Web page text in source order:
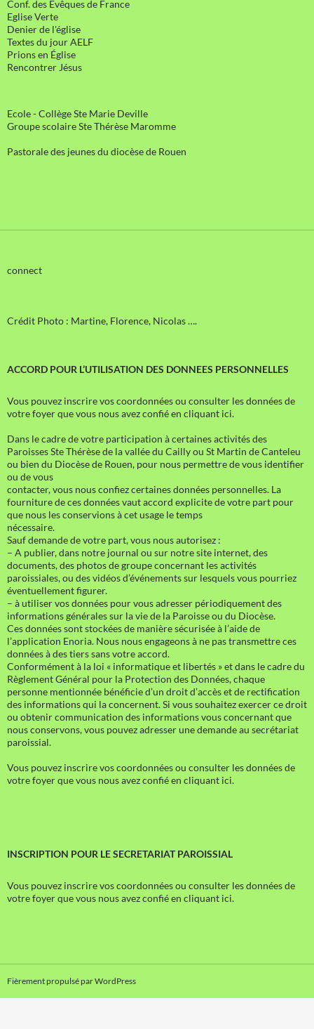
Conf. des Evêques de France
Eglise Verte
Denier de l'église
Textes du jour AELF
Prions en Église
Rencontrer Jésus
Ecole - Collège Ste Marie Deville
Groupe scolaire Ste Thérèse Maromme
Pastorale des jeunes du diocèse de Rouen
connect
Crédit Photo : Martine, Florence, Nicolas ….
ACCORD POUR L’UTILISATION DES DONNEES PERSONNELLES
Vous pouvez inscrire vos coordonnées ou consulter les données de
votre foyer que vous nous avez confié en cliquant ici.
Dans le cadre de votre participation à certaines activités des
Paroisses Ste Thérèse de la vallée du Cailly ou St Martin de Canteleu
ou bien du Diocèse de Rouen, pour nous permettre de vous identifier
ou de vous
contacter, vous nous confiez certaines données personnelles. La
fourniture de ces données vaut accord explicite de votre part pour
que nous les conservions à cet usage le temps
nécessaire.
Sauf demande de votre part, vous nous autorisez :
– A publier, dans notre journal ou sur notre site internet, des
documents, des photos de groupe concernant les activités
paroissiales, ou des vidéos d’événements sur lesquels vous pourriez
éventuellement figurer.
– à utiliser vos données pour vous adresser périodiquement des
informations générales sur la vie de la Paroisse ou du Diocèse.
Ces données sont stockées de manière sécurisée à l’aide de
l’application Enoria. Nous nous engageons à ne pas transmettre ces
données à des tiers sans votre accord.
Conformément à la loi « informatique et libertés » et dans le cadre du
Règlement Général pour la Protection des Données, chaque
personne mentionnée bénéficie d’un droit d’accès et de rectification
des informations qui la concernent. Si vous souhaitez exercer ce droit
ou obtenir communication des informations vous concernant que
nous conservons, vous pouvez adresser une demande au secrétariat
paroissial.
Vous pouvez inscrire vos coordonnées ou consulter les données de
votre foyer que vous nous avez confié en cliquant ici.
INSCRIPTION POUR LE SECRETARIAT PAROISSIAL
Vous pouvez inscrire vos coordonnées ou consulter les données de
votre foyer que vous nous avez confié en cliquant ici.
Fièrement propulsé par WordPress